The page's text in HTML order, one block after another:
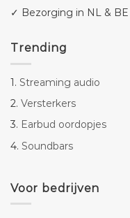
✓ Bezorging in NL & BE
Trending
1. Streaming audio
2. Versterkers
3. Earbud oordopjes
4. Soundbars
Voor bedrijven